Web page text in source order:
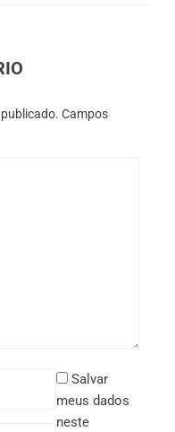
Campos
Salvar
meus dados
neste